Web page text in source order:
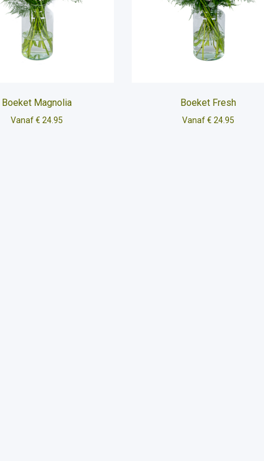
Boeket Magnolia
Vanaf € 24.95
Boeket Fresh
Vanaf € 24.95